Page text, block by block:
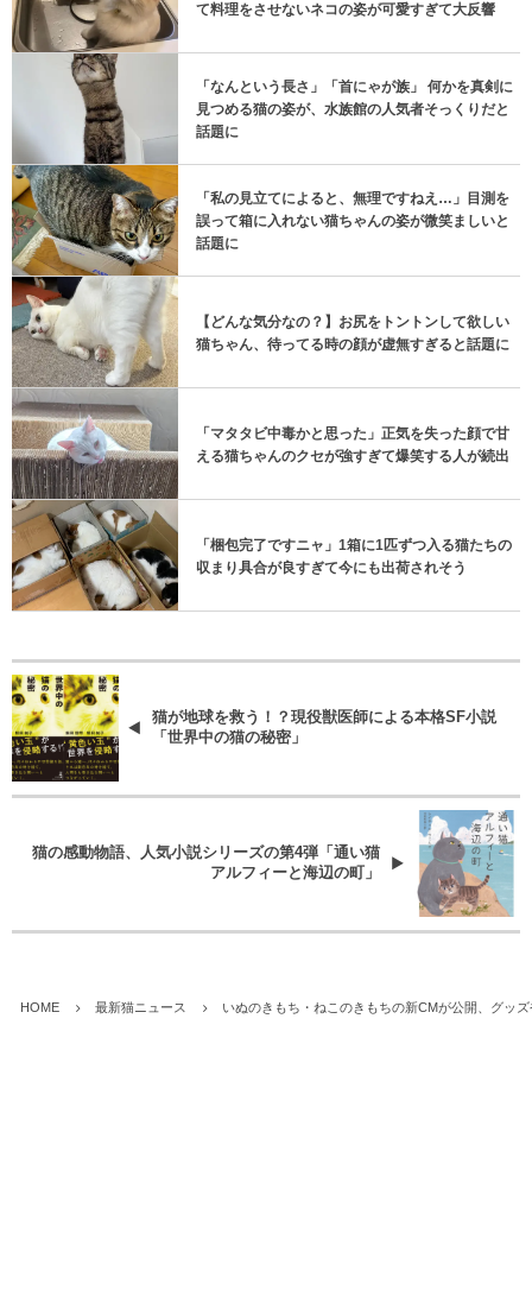
て料理をさせないネコの姿が可愛すぎて大反響
「なんという長さ」「首にゃが族」 何かを真剣に
見つめる猫の姿が、水族館の人気者そっくりだと
話題に
「私の見立てによると、無理ですねえ…」目測を
誤って箱に入れない猫ちゃんの姿が微笑ましいと
話題に
【どんな気分なの？】お尻をトントンして欲しい
猫ちゃん、待ってる時の顔が虚無すぎると話題に
「マタタビ中毒かと思った」正気を失った顔で甘
える猫ちゃんのクセが強すぎて爆笑する人が続出
「梱包完了ですニャ」1箱に1匹ずつ入る猫たちの
収まり具合が良すぎて今にも出荷されそう
猫が地球を救う！？現役獣医師による本格SF小説
「世界中の猫の秘密」
猫の感動物語、人気小説シリーズの第4弾「通い猫
アルフィーと海辺の町」
HOME 最新猫ニュース いぬのきもち・ねこのきもちの新CMが公開、グッ